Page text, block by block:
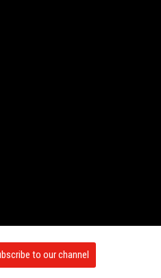
to our channel